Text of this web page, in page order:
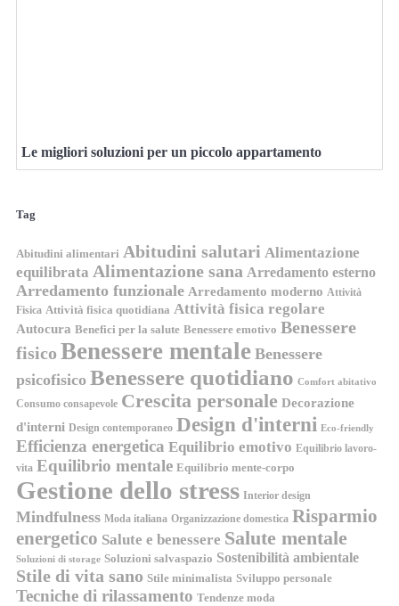
Le migliori soluzioni per un piccolo appartamento
Tag
Abitudini alimentari Abitudini salutari Alimentazione
equilibrata Alimentazione sana Arredamento esterno
Arredamento funzionale Arredamento moderno Attività
Fisica Attività fisica quotidiana Attività fisica regolare
Autocura Benefici per la salute Benessere emotivo Benessere
fisico Benessere mentale Benessere
psicofisico Benessere quotidiano Comfort abitativo
Consumo consapevole Crescita personale Decorazione
d'interni Design contemporaneo Design d'interni Eco-friendly
Efficienza energetica Equilibrio emotivo Equilibrio lavoro-
vita Equilibrio mentale Equilibrio mente-corpo
Gestione dello stress Interior design
Mindfulness Moda italiana Organizzazione domestica Risparmio
energetico Salute e benessere Salute mentale
Soluzioni di storage Soluzioni salvaspazio Sostenibilità ambientale
Stile di vita sano Stile minimalista Sviluppo personale
Tecniche di rilassamento Tendenze moda